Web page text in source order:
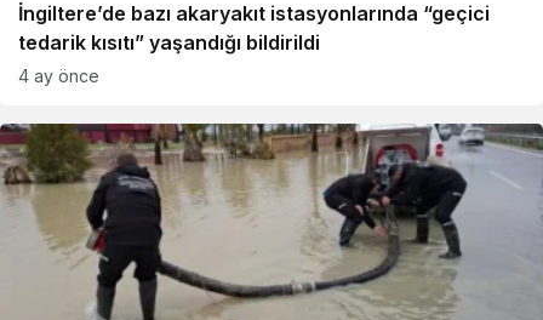
İngiltere’de bazı akaryakıt istasyonlarında “geçici
tedarik kısıtı” yaşandığı bildirildi
4 ay önce